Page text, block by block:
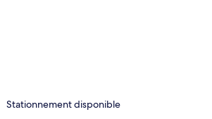
Stationnement disponible